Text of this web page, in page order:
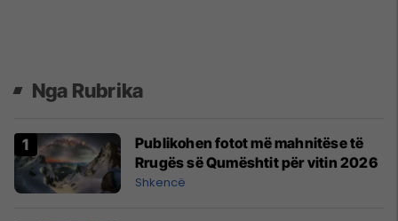
Nga Rubrika
Publikohen fotot më mahnitëse të
Rrugës së Qumështit për vitin 2026
Shkencë